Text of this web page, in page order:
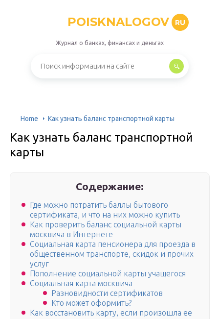
POISKNALOGOV RU
Журнал о банках, финансах и деньгах
Home Как узнать баланс транспортной карты
Как узнать баланс транспортной
карты
Содержание:
Где можно потратить баллы бытового
сертификата, и что на них можно купить
Как проверить баланс социальной карты
москвича в Интернете
Социальная карта пенсионера для проезда в
общественном транспорте, скидок и прочих
услуг
Пополнение социальной карты учащегося
Социальная карта москвича
Разновидности сертификатов
Кто может оформить?
Как восстановить карту, если произошла ее